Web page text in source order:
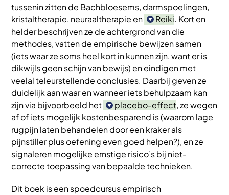
tussenin zitten de Bachbloesems, darmspoelingen,
kristaltherapie, neuraaltherapie en
Reiki. Kort en
helder beschrijven ze de achtergrond van die
methodes, vatten de empirische bewijzen samen
(iets waar ze soms heel kort in kunnen zijn, want er is
dikwijls geen schijn van bewijs) en eindigen met
veelal teleurstellende conclusies. Daarbij geven ze
duidelijk aan waar en wanneer iets behulpzaam kan
zijn via bijvoorbeeld het
placebo-effect, ze wegen
af of iets mogelijk kostenbesparend is (waarom lage
rugpijn laten behandelen door een kraker als
pijnstiller plus oefening even goed helpen?), en ze
signaleren mogelijke ernstige risico’s bij niet-
correcte toepassing van bepaalde technieken.
Dit boek is een spoedcursus empirisch